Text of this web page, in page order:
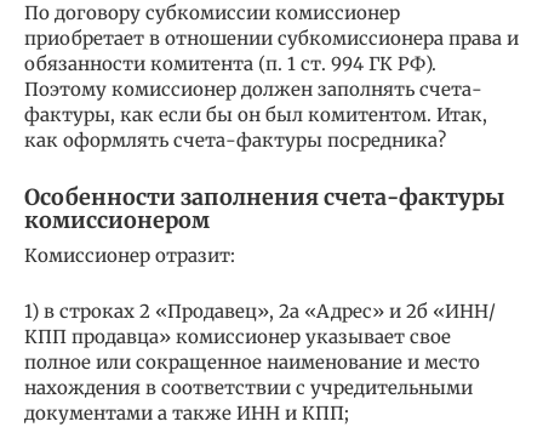
По договору субкомиссии комиссионер
приобретает в отношении субкомиссионера права и
обязанности комитента (п. 1 ст. 994 ГК РФ).
Поэтому комиссионер должен заполнять счета-
фактуры, как если бы он был комитентом. Итак,
как оформлять счета-фактуры посредника?
Особенности заполнения счета-фактуры
комиссионером
Комиссионер отразит:
1) в строках 2 «Продавец», 2а «Адрес» и 2б «ИНН/
КПП продавца» комиссионер указывает свое
полное или сокращенное наименование и место
нахождения в соответствии с учредительными
документами а также ИНН и КПП;